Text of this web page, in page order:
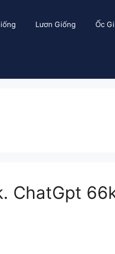
Lươn Giống Ốc
ChatGpt